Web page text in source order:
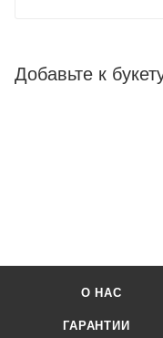
Добавьте к
О НАС
ГАРАНТИИ